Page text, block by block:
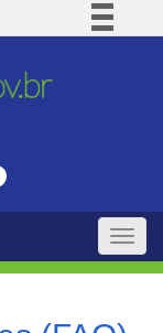
BR
Toggle